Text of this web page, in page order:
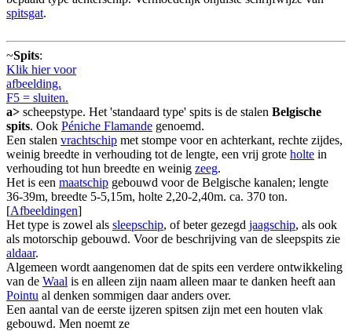
spitsgat.
~Spits:
Klik hier voor
afbeelding.
F5 = sluiten.
a> scheepstype. Het 'standaard type' spits is de stalen Belgische
spits. Ook Péniche Flamande genoemd.
Een stalen vrachtschip met stompe voor en achterkant, rechte zijdes,
weinig breedte in verhouding tot de lengte, een vrij grote holte in
verhouding tot hun breedte en weinig zeeg.
Het is een maatschip gebouwd voor de Belgische kanalen; lengte
36-39m, breedte 5-5,15m, holte 2,20-2,40m. ca. 370 ton.
[Afbeeldingen]
Het type is zowel als sleepschip, of beter gezegd jaagschip, als ook
als motorschip gebouwd. Voor de beschrijving van de sleepspits zie
aldaar.
Algemeen wordt aangenomen dat de spits een verdere ontwikkeling
van de Waal is en alleen zijn naam alleen maar te danken heeft aan
Pointu al denken sommigen daar anders over.
Een aantal van de eerste ijzeren spitsen zijn met een houten vlak
gebouwd. Men noemt ze